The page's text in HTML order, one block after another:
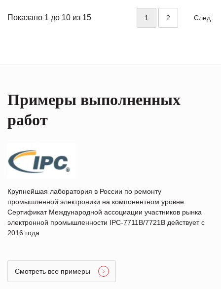
Показано 1 до 10 из 15 1 2 След.
Примеры выполненных
работ
Крупнейшая лаборатория в России по ремонту
промышленной электроники на компонентном уровне.
Сертификат Международной ассоциации участников рынка
электронной промышленности IPC-7711B/7721B действует с
2016 года
Смотреть все примеры